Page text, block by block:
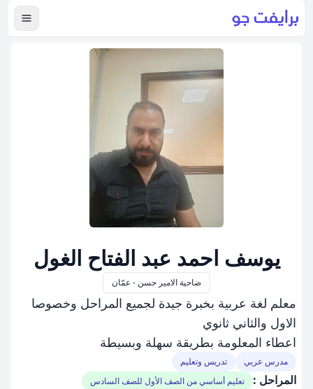
عرض
يوسف احمد عبد الفتاح الغول
ضاحية الامير حسن - عمّان
معلم لغة عربية بخبرة جيدة لجميع المراحل وخصوصا
الاول والثاني ثانوي
اعطاء المعلومة بطريقة سهلة وبسيطة
مدرس عربي تدريس وتعليم
المراحل :
تعليم أساسي من الصف الأول للصف السادس